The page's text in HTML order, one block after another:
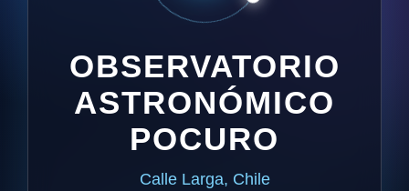
OBSERVATORIO
ASTRONÓMICO
POCURO
Calle Larga, Chile